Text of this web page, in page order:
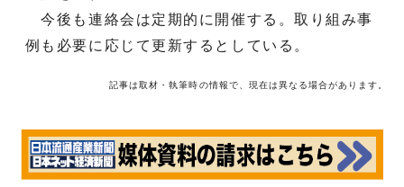
今後も連絡会は定期的に開催する。取り組み事
例も必要に応じて更新するとしている。
記事は取材・執筆時の情報で、現在は異なる場合があります。